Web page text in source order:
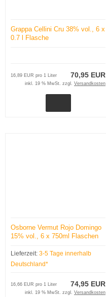
Grappa Cellini Cru 38% vol., 6 x
0.7 l Flasche
70,95 EUR
16,89 EUR pro 1 Liter
inkl. 19 % MwSt. zzgl. Versandkosten
Osborne Vermut Rojo Domingo
15% vol., 6 x 750ml Flaschen
Lieferzeit: 3-5 Tage innerhalb
Deutschland*
74,95 EUR
16,66 EUR pro 1 Liter
inkl. 19 % MwSt. zzgl. Versandkosten